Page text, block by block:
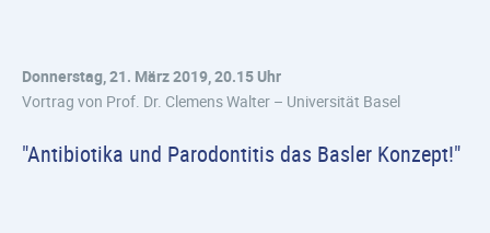
Donnerstag, 21. März 2019, 20.15 Uhr
Vortrag von Prof. Dr. Clemens Walter – Universität Basel
"Antibiotika und Parodontitis das Basler Konzept!"